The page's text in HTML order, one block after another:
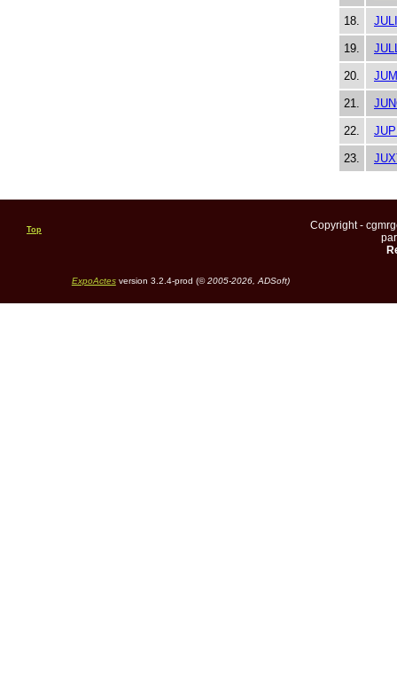
18.
19.
20.
21.
22.
23.
Top
Copyright -
ExpoActesversion 3.2.4-prod (©2005-2026, ADSoft)